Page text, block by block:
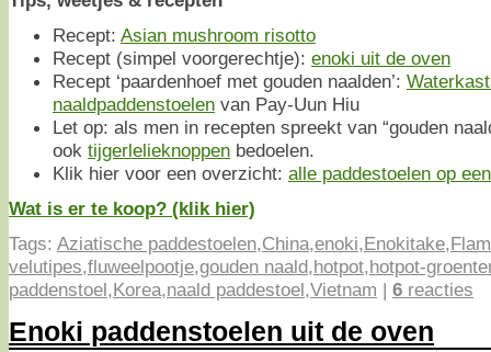
Recept: Asian mushroom risotto
Recept (simpel voorgerechtje): enoki uit de oven
Recept ‘paardenhoef met gouden naalden’:
naaldpaddenstoelen van Pay-Uun Hiu
Let op: als men in recepten spreekt van “gouden
ook tijgerlelieknoppen bedoelen.
Klik hier voor een overzicht: alle paddestoelen op
Wat is er te koop? (klik hier)
Tags: Aziatische paddestoelen,China,enoki,Enokitake,
velutipes,fluweelpootje,gouden naald,hotpot,hotpot-
paddenstoel,Korea,naald paddestoel,Vietnam | 6 reacties
Enoki paddenstoelen uit de oven